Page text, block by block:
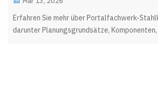
Erfahren Sie mehr über Portalfachwerk-
darunter Planungsgrundsätze,